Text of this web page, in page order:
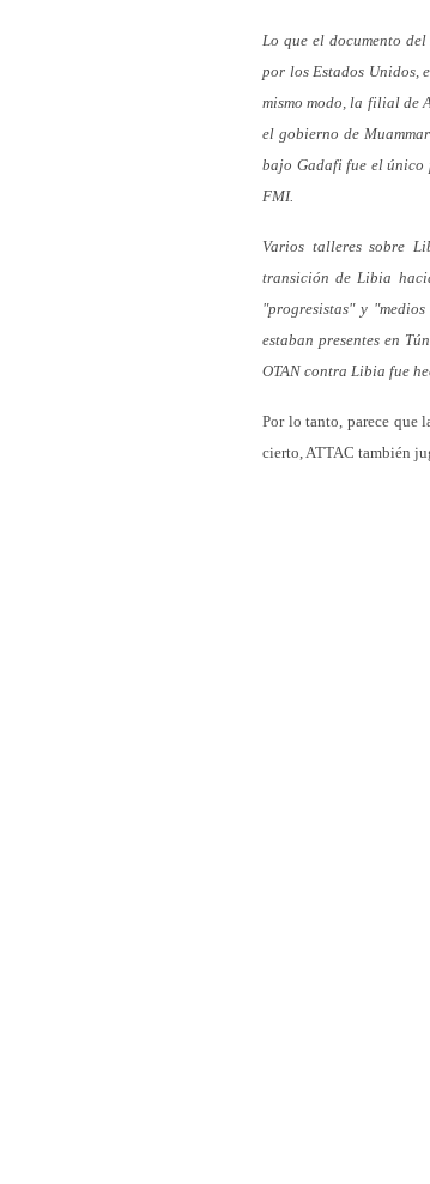
Lo que el documento
por los Estados Unidos,
mismo modo, la filial de
el gobierno de
bajo Gadafi fue el único
FMI.
Varios talleres sobre
transición de Libia
"progresistas" y
estaban presentes en
OTAN contra Libia fue
Por lo tanto, parece que
cierto, ATTAC también